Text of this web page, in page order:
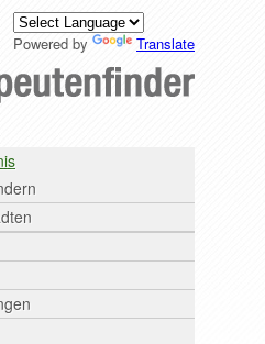
Powered by Translate